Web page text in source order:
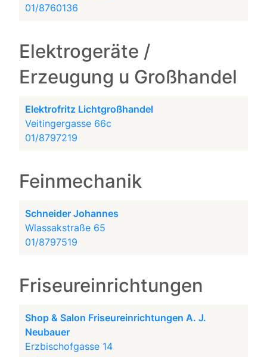
01/8760136
Elektrogeräte /
Erzeugung u Großhandel
Elektrofritz Lichtgroßhandel
Veitingergasse 66c
01/8797219
Feinmechanik
Schneider Johannes
Wlassakstraße 65
01/8797519
Friseureinrichtungen
Shop & Salon Friseureinrichtungen A. J.
Neubauer
Erzbischofgasse 14